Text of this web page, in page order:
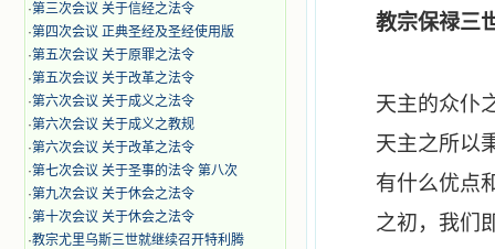
·第三次会议 关于信经之法令
·第四次会议 正典圣经及圣经使用版
·第五次会议 关于原罪之法令
·第五次会议 关于改革之法令
·第六次会议 关于成义之法令
·第六次会议 关于成义之教规
·第六次会议 关于改革之法令
·第七次会议 关于圣事的法令 第八次
·第九次会议 关于休会之法令
·第十次会议 关于休会之法令
·教宗尤里乌斯三世就继续召开特利腾
教宗保禄三
天主的众仆
天主之所以
有什么优点
之初，我们